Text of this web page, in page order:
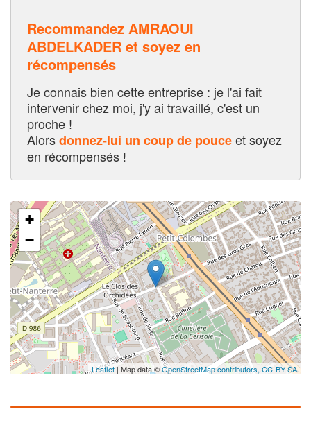
Recommandez AMRAOUI
ABDELKADER et soyez en
récompensés
Je connais bien cette entreprise : je l'ai fait
intervenir chez moi, j'y ai travaillé, c'est un
proche !
Alorsdonnez-lui un coup de pouceet soyez
en récompensés !
+
−
Leaflet | Map data ©OpenStreetMap contributors, CC-BY-SA